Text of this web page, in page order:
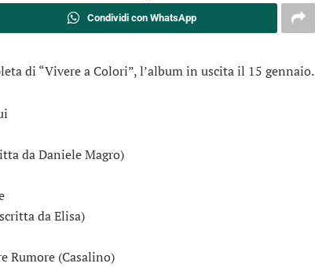
Condividi con WhatsApp
di “Vivere a Colori”, l’album in uscita il 15 gennaio.
da Daniele Magro)
da Elisa)
Rumore (Casalino)